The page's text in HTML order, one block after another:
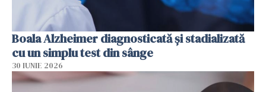
Boala Alzheimer diagnosticată și stadializată
cu un simplu test din sânge
30 IUNIE 2026